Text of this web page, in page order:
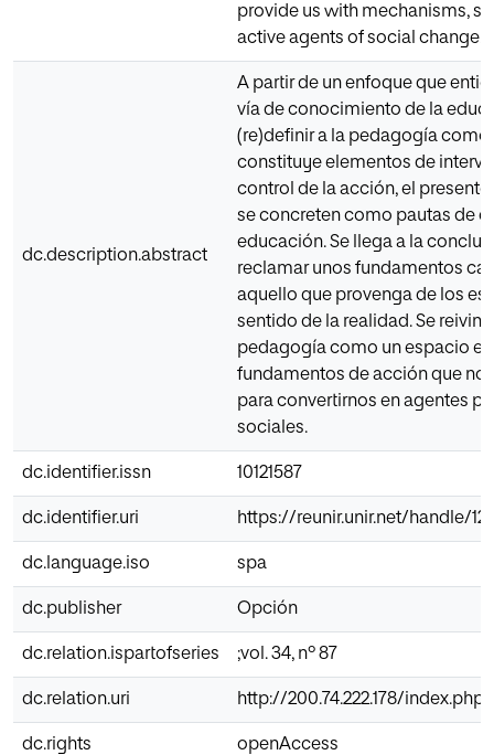
provide us with mechanisms,
active agents of social change.
dc.description.abstract
A partir de un enfoque que
vía de conocimiento de la
(re)definir a la pedagogía
constituye elementos de
control de la acción, el
se concreten como pautas de
educación. Se llega a la
reclamar unos fundamentos
aquello que provenga de los
sentido de la realidad. Se
pedagogía como un espacio
fundamentos de acción que
para convertirnos en agentes
sociales.
dc.identifier.issn 10121587
dc.identifier.uri https://reunir.unir.net/handle/
dc.language.iso spa
dc.publisher Opción
dc.relation.ispartofseries ;vol. 34, nº 87
dc.relation.uri http://200.74.222.178/
dc.rights openAccess